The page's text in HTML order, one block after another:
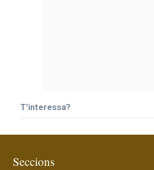
T’interessa?
Seccions